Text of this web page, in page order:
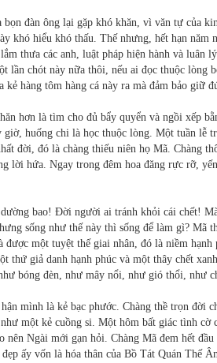
bọn đàn ông lại gặp khó khăn, vì văn tự của
khó hiểu khó thấu. Thế nhưng, hết hạn
thưa các anh, luật pháp hiện hành và
lần chót này nữa thôi, nếu ai đọc thuộc lòng
kẻ hàng tôm hàng cá này ra mà đảm bảo giữ
hơn là tìm cho đủ bẩy quyển và ngồi xếp
giờ, huống chi là học thuộc lòng. Một tuần lễ
đời, đó là chàng thiếu niên họ Mã. Chàng
lời hứa. Ngay trong đêm hoa đăng rực rỡ,
bao! Đời người ai tránh khỏi cái chết!
sống như thế này thì sống để làm gì?
một tuyệt thế giai nhân, đó là niềm
thứ giả danh hạnh phúc và một thây chết
bóng đèn, như mây nổi, như gió thổi, như
mình là kẻ bạc phước. Chàng thề trọn đời
một kẻ cuồng si. Một hôm bất giác tình
nên Ngài mới gạn hỏi. Chàng Mã đem hết
ấy vốn là hóa thân của Bồ Tát Quán Thế